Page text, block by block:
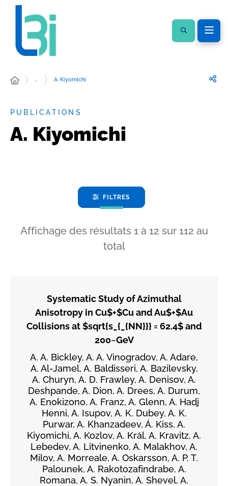
… A. Kiyomichi
PUBLICATIONS
A. Kiyomichi
FILTRES
Affichage des résultats 1à 12 sur 112 au
total
Systematic Study of Azimuthal
Anisotropy in Cu$+$Cu and Au$+$Au
Collisions at $sqrt{s_{_{NN}}} = 62.4$ and
200~GeV
A. A. Bickley, A. A. Vinogradov, A. Adare,
A. Al-Jamel, A. Baldisseri, A. Bazilevsky,
A. Churyn, A. D. Frawley, A. Denisov, A.
Deshpande, A. Dion, A. Drees, A. Durum,
A. Enokizono, A. Franz, A. Glenn, A. Hadj
Henni, A. Isupov, A. K. Dubey, A. K.
Purwar, A. Khanzadeev, Á. Kiss, A.
Kiyomichi, A. Kozlov, A. Král, A. Kravitz, A.
Lebedev, A. Litvinenko, A. Malakhov, A.
Milov, A. Morreale, A. Oskarsson, A. P. T.
Palounek, A. Rakotozafindrabe, A.
Romana, A. S. Nyanin, A. Shevel, A.